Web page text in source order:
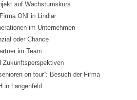
auf Wachstumskurs
ONI in Lindlar
im Unternehmen –
oder Chance
im Team
Zukunftsperspektiven
on tour“: Besuch der Firma
in Langenfeld